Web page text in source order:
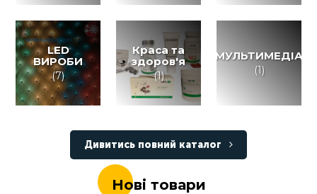
LED
ВИРОБИ
(7)
Краса та
здоров'я
(1)
МУЛЬТИМЕДІА
(1)
Дивитись повний каталог
Нові товари